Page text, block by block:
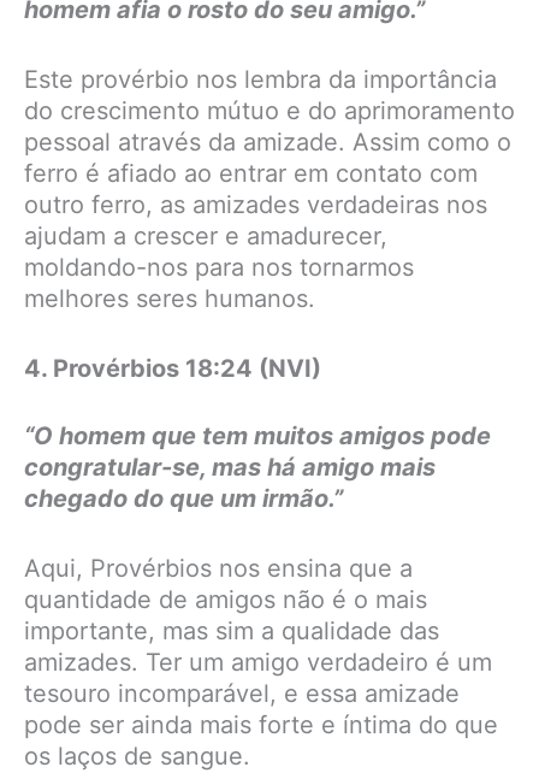
homem afia o rosto do seu amigo.”
Este provérbio nos lembra da importância
do crescimento mútuo e do aprimoramento
pessoal através da amizade. Assim como o
ferro é afiado ao entrar em contato com
outro ferro, as amizades verdadeiras nos
ajudam a crescer e amadurecer,
moldando-nos para nos tornarmos
melhores seres humanos.
4. Provérbios 18:24 (NVI)
“O homem que tem muitos amigos pode
congratular-se, mas há amigo mais
chegado do que um irmão.”
Aqui, Provérbios nos ensina que a
quantidade de amigos não é o mais
importante, mas sim a qualidade das
amizades. Ter um amigo verdadeiro é um
tesouro incomparável, e essa amizade
pode ser ainda mais forte e íntima do que
os laços de sangue.